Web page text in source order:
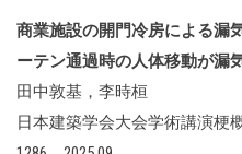
商業施設の開門冷房による漏
ーテン通過時の人体移動が漏
田中敦基，李時桓
日本建築学会大会学術講演梗